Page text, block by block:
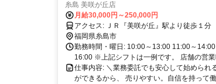
糸島 美咲が丘店
月給30,000円～250,000円
アクセス: ＪＲ『美咲が丘』駅より徒歩１分
福岡県糸島市
勤務時間・曜日: 10:00～13:00 11:00～
16:00 ※上記シフトは一例です。 店舗の営
仕事内容: ＼業務委託でも安心して始められ
ができるから、 売りやすい。自信を持って